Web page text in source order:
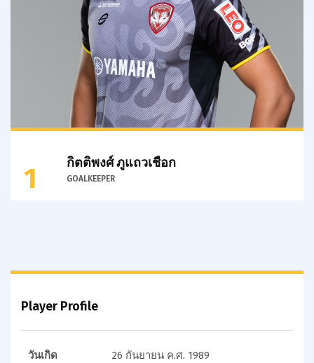
กิตติพงศ์ ภูแถวเชือก
GOALKEEPER
1
Player Profile
วันเกิด
26 กันยายน ค.ศ. 1989